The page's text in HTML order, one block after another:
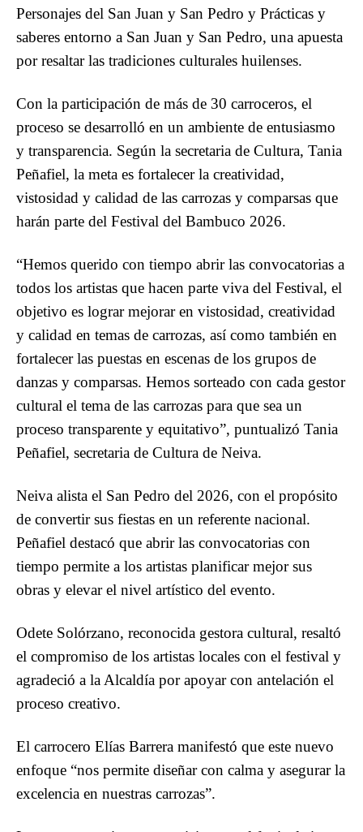
Personajes del San Juan y San Pedro y Prácticas y
saberes entorno a San Juan y San Pedro, una apuesta
por resaltar las tradiciones culturales huilenses.
Con la participación de más de 30 carroceros, el
proceso se desarrolló en un ambiente de entusiasmo
y transparencia. Según la secretaria de Cultura, Tania
Peñafiel, la meta es fortalecer la creatividad,
vistosidad y calidad de las carrozas y comparsas que
harán parte del Festival del Bambuco 2026.
“Hemos querido con tiempo abrir las convocatorias a
todos los artistas que hacen parte viva del Festival, el
objetivo es lograr mejorar en vistosidad, creatividad
y calidad en temas de carrozas, así como también en
fortalecer las puestas en escenas de los grupos de
danzas y comparsas. Hemos sorteado con cada gestor
cultural el tema de las carrozas para que sea un
proceso transparente y equitativo”, puntualizó Tania
Peñafiel, secretaria de Cultura de Neiva.
Neiva alista el San Pedro del 2026, con el propósito
de convertir sus fiestas en un referente nacional.
Peñafiel destacó que abrir las convocatorias con
tiempo permite a los artistas planificar mejor sus
obras y elevar el nivel artístico del evento.
Odete Solórzano, reconocida gestora cultural, resaltó
el compromiso de los artistas locales con el festival y
agradeció a la Alcaldía por apoyar con antelación el
proceso creativo.
El carrocero Elías Barrera manifestó que este nuevo
enfoque “nos permite diseñar con calma y asegurar la
excelencia en nuestras carrozas”.